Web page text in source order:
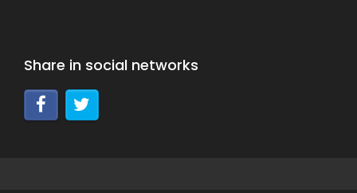
Share in social networks